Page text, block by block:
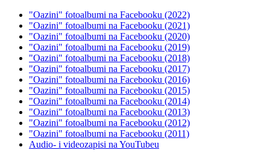
"Oazini" fotoalbumi na Facebooku (2022)
"Oazini" fotoalbumi na Facebooku (2021)
"Oazini" fotoalbumi na Facebooku (2020)
"Oazini" fotoalbumi na Facebooku (2019)
"Oazini" fotoalbumi na Facebooku (2018)
"Oazini" fotoalbumi na Facebooku (2017)
"Oazini" fotoalbumi na Facebooku (2016)
"Oazini" fotoalbumi na Facebooku (2015)
"Oazini" fotoalbumi na Facebooku (2014)
"Oazini" fotoalbumi na Facebooku (2013)
"Oazini" fotoalbumi na Facebooku (2012)
"Oazini" fotoalbumi na Facebooku (2011)
Audio- i videozapisi na YouTubeu